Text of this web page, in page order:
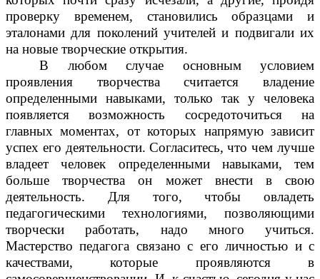
проверку временем, становились образцами и
эталонами для поколений учителей и подвигали их
на новые творческие открытия.
В любом случае основным условием
проявления творчества считается владение
определенными навыками, только так у человека
появляется возможность сосредоточиться на
главных моментах, от которых напрямую зависит
успех его деятельности. Согласитесь, что чем лучше
владеет человек определенными навыками, тем
больше творчества он может внести в свою
деятельность. Для того, чтобы овладеть
педагогическими технологиями, позволяющими
творчески работать, надо много учиться.
Мастерство педагога связано с его личностью и с
качествами, которые проявляются в